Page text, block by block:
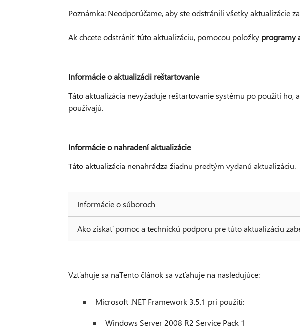
Poznámka: Neodporúčame, aby ste odstránili všetky aktualizácie
Ak chcete odstrániť túto aktualizáciu, pomocou položky programy
Informácie o aktualizácii reštartovanie
Táto aktualizácia nevyžaduje reštartovanie systému po použití ho,
používajú.
Informácie o nahradení aktualizácie
Táto aktualizácia nenahrádza žiadnu predtým vydanú aktualizáciu.
Informácie o súboroch
Ako získať pomoc a technickú podporu pre túto aktualizáciu
Vzťahuje sa naTento článok sa vzťahuje na nasledujúce:
Microsoft .NET Framework 3.5.1 pri použití:
Windows Server 2008 R2 Service Pack 1